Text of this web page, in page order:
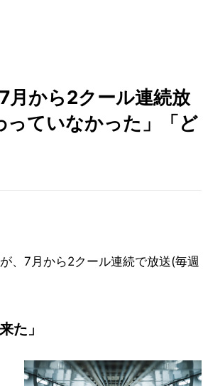
月から2クール連続放
ていなかった」「ど
、7月から2クール連続で放送(毎週
た」